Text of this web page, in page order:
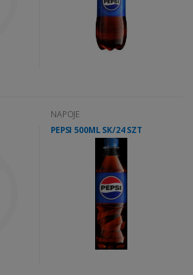
NAPOJE
PEPSI 500ML SK/24 SZT